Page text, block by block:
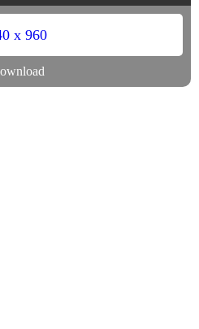
x 960